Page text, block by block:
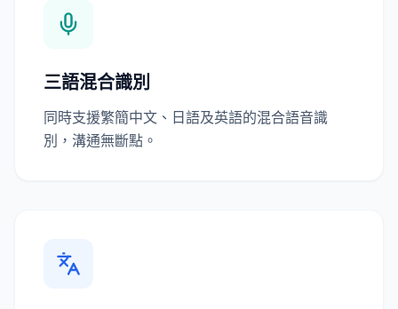
三語混合識別
同時支援繁簡中文、日語及英語的混合語音識
別，溝通無斷點。